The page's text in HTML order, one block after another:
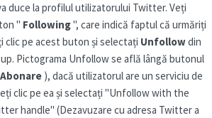
duce la profilul utilizatorului Twitter. Veți
" Following", care indică faptul că urmăriți
clic pe acest buton și selectați Unfollowdin
Pictograma Unfollow se află lângă butonul
), dacă utilizatorul are un serviciu de
clic pe ea și selectați "Unfollow with the
handle" (Dezavuzare cu adresa Twitter a